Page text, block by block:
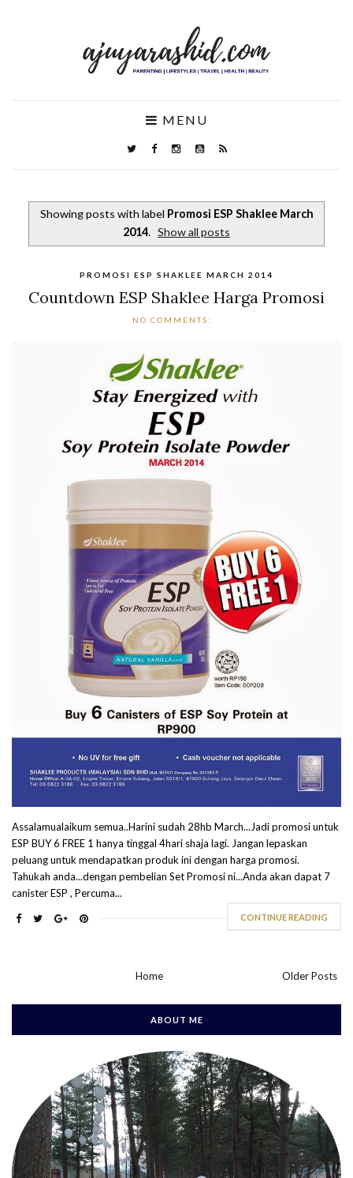
MENU
Showing posts with label Promosi ESP Shaklee March
2014. Show all posts
PROMOSI ESP SHAKLEE MARCH 2014
Countdown ESP Shaklee Harga Promosi
NO COMMENTS:
Assalamualaikum semua..Harini sudah 28hb March...Jadi promosi untuk
ESP BUY 6 FREE 1 hanya tinggal 4hari shaja lagi. Jangan lepaskan
peluang untuk mendapatkan produk ini dengan harga promosi.
Tahukah anda...dengan pembelian Set Promosi ni...Anda akan dapat 7
canister ESP , Percuma...
CONTINUE READING
Older Posts
Home
ABOUT ME